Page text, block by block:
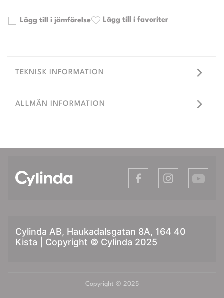
Lägg till i jämförelse Lägg till i favoriter
TEKNISK INFORMATION
ALLMÄN INFORMATION
Cylinda AB, Haukadalsgatan 8A, 164 40
Kista | Copyright © Cylinda 2025
Copyright © 2025